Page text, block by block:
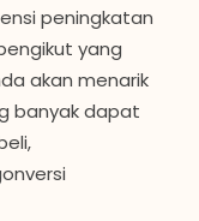
peningkatan
yang
akan menarik
banyak dapat